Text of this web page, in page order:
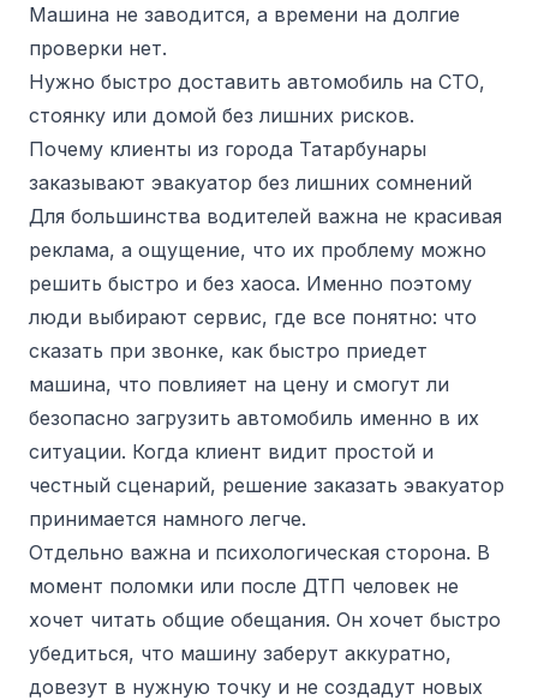
Машина не заводится, а времени на долгие
проверки нет.
Нужно быстро доставить автомобиль на СТО,
стоянку или домой без лишних рисков.
Почему клиенты из города Татарбунары
заказывают эвакуатор без лишних сомнений
Для большинства водителей важна не красивая
реклама, а ощущение, что их проблему можно
решить быстро и без хаоса. Именно поэтому
люди выбирают сервис, где все понятно: что
сказать при звонке, как быстро приедет
машина, что повлияет на цену и смогут ли
безопасно загрузить автомобиль именно в их
ситуации. Когда клиент видит простой и
честный сценарий, решение заказать эвакуатор
принимается намного легче.
Отдельно важна и психологическая сторона. В
момент поломки или после ДТП человек не
хочет читать общие обещания. Он хочет быстро
убедиться, что машину заберут аккуратно,
довезут в нужную точку и не создадут новых